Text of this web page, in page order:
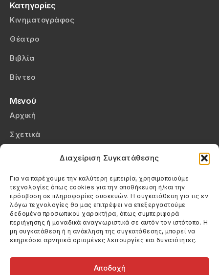
Διαχείριση Συγκατάθεσης
Για να παρέχουμε την καλύτερη εμπειρία, χρησιμοποιούμε
τεχνολογίες όπως cookies για την αποθήκευση ή/και την
πρόσβαση σε πληροφορίες συσκευών. Η συγκατάθεση για τις εν
λόγω τεχνολογίες θα μας επιτρέψει να επεξεργαστούμε
δεδομένα προσωπικού χαρακτήρα, όπως συμπεριφορά
περιήγησης ή μοναδικά αναγνωριστικά σε αυτόν τον ιστότοπο. Η
μη συγκατάθεση ή η ανάκληση της συγκατάθεσης, μπορεί να
επηρεάσει αρνητικά ορισμένες λειτουργίες και δυνατότητες.
Αποδοχή
Κατηγορίες
Κινηματογράφος
Θέατρο
Βιβλία
Βίντεο
Μενού
Αρχική
Σχετικά
Πολιτική Cookies (ΕΕ)
Στοιχεία Επικοινωνίας
Καλεσέ μας
(+30) 6974123481
Στείλε μας email
info@filmandtheater.gr